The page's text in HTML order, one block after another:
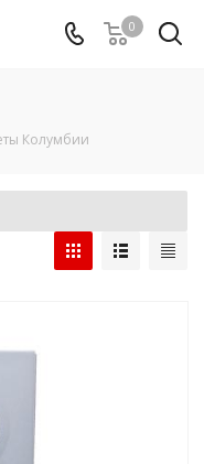
0
Колумбии